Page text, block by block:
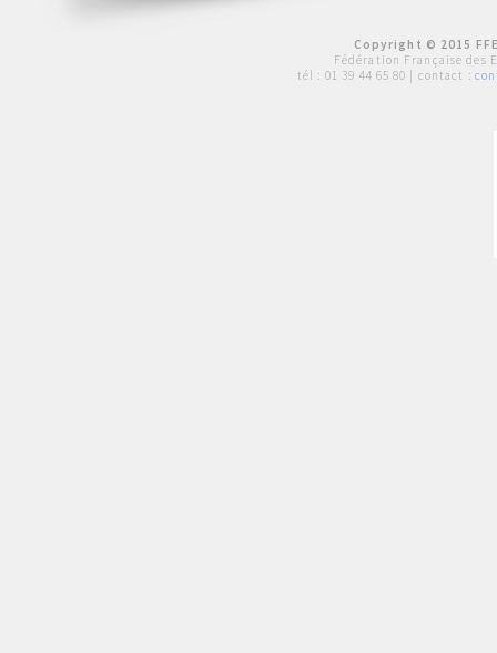
Copyright © 2015
Fédération Française des
tél : 01 39 44 65 80 | contact :